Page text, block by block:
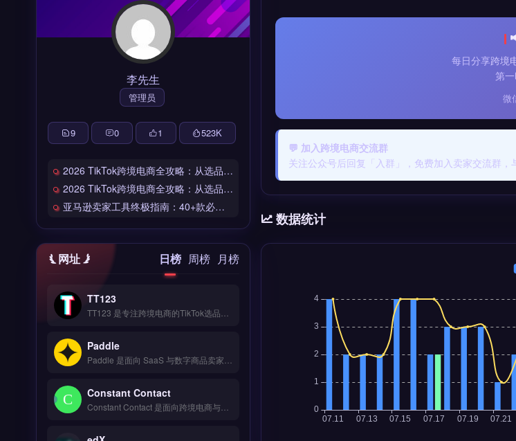
每日分享跨境
第
微
💬 加入跨境电商交流群
关注公众号后回复「入群」，免费加入卖家交流群，
数据统计
李先生
管理员
9 0 1 523K
2026 TikTok跨境电商全攻略：从选品到爆单的完整工具链
2026 TikTok跨境电商全攻略：从选品到爆单的完整工具链
亚马逊卖家工具终极指南：40+款必备工具全链路解析
网址 日榜 周榜 月榜
TT123
Paddle
Constant Contact